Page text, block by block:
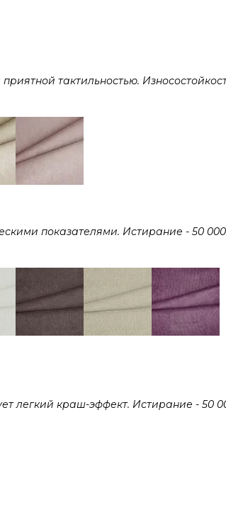
тактильностью.
показателями. Истирание - 50 000
легкий краш-эффект. Истирание - 50